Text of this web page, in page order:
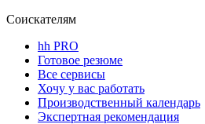
Соискателям
hh PRO
Готовое резюме
Все сервисы
Хочу у вас работать
Производственный календарь
Экспертная рекомендация